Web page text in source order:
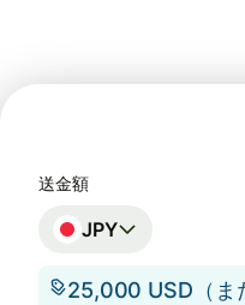
送金額
JPY
25,000 USD（ま